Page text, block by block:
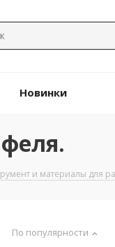
Новинки
и материалы для
По популярности